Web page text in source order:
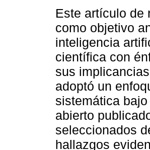
Este artículo de
como objetivo
inteligencia
científica con
sus
adoptó un
sistemática
abierto
seleccionados
hallazgos